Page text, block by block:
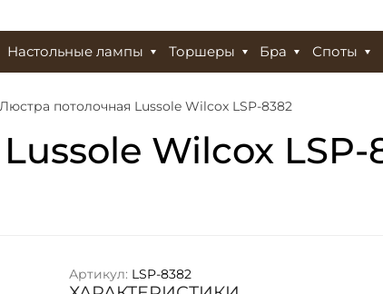
Настольные лампы Торшеры Бра Споты
Люстра потолочная Lussole Wilcox LSP-8382
Wilcox LSP-
Артикул: LSP-8382